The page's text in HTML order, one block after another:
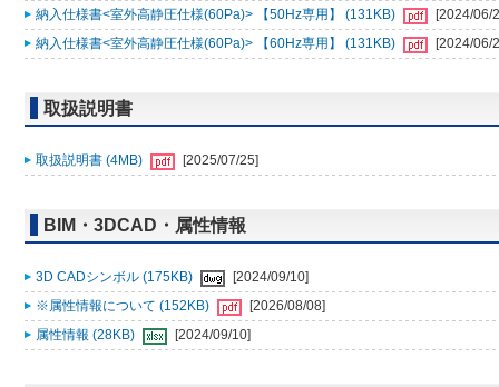
納入仕様書<室外高静圧仕様(60Pa)> 【50Hz専用】 (131KB)
[2024/06/
納入仕様書<室外高静圧仕様(60Pa)> 【60Hz専用】 (131KB)
[2024/06/
取扱説明書
取扱説明書 (4MB) [2025/07/25]
BIM・3DCAD・属性情報
3D CADシンボル (175KB)
[2024/09/10]
※属性情報について (152KB)
[2026/08/08]
属性情報 (28KB)
[2024/09/10]